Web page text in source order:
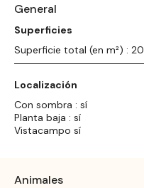
General
Superficies
Superficie total (en m²) : 20
Localización
Con sombra : sí
Planta baja : sí
Vistacampo sí
Animales